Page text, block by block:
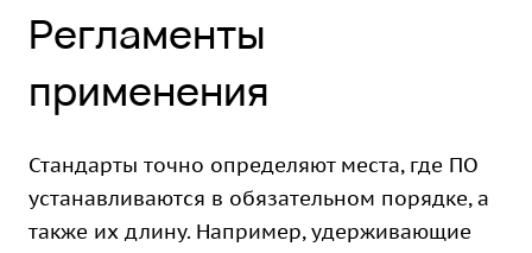
Регламенты
применения
Стандарты точно определяют места, где ПО
устанавливаются в обязательном порядке, а
также их длину. Например, удерживающие